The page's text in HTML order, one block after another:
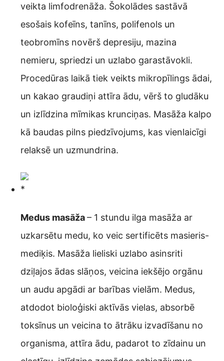
veikta limfodrenāža. Šokolādes sastāvā
esošais kofeīns, tanīns, polifenols un
teobromīns novērš depresiju, mazina
nemieru, spriedzi un uzlabo garastāvokli.
Procedūras laikā tiek veikts mikropīlings ādai,
un kakao graudiņi attīra ādu, vērš to gludāku
un izlīdzina mīmikas krunciņas. Masāža kalpo
kā baudas pilns piedzīvojums, kas vienlaicīgi
relaksē un uzmundrina.
Medus masāža– 1 stundu ilga masāža ar
uzkarsētu medu, ko veic sertificēts masieris-
mediķis. Masāža lieliski uzlabo asinsriti
dziļajos ādas slāņos, veicina iekšējo orgānu
un audu apgādi ar barības vielām. Medus,
atdodot bioloģiski aktīvās vielas, absorbē
toksīnus un veicina to ātrāku izvadīšanu no
organisma, attīra ādu, padarot to zīdainu un